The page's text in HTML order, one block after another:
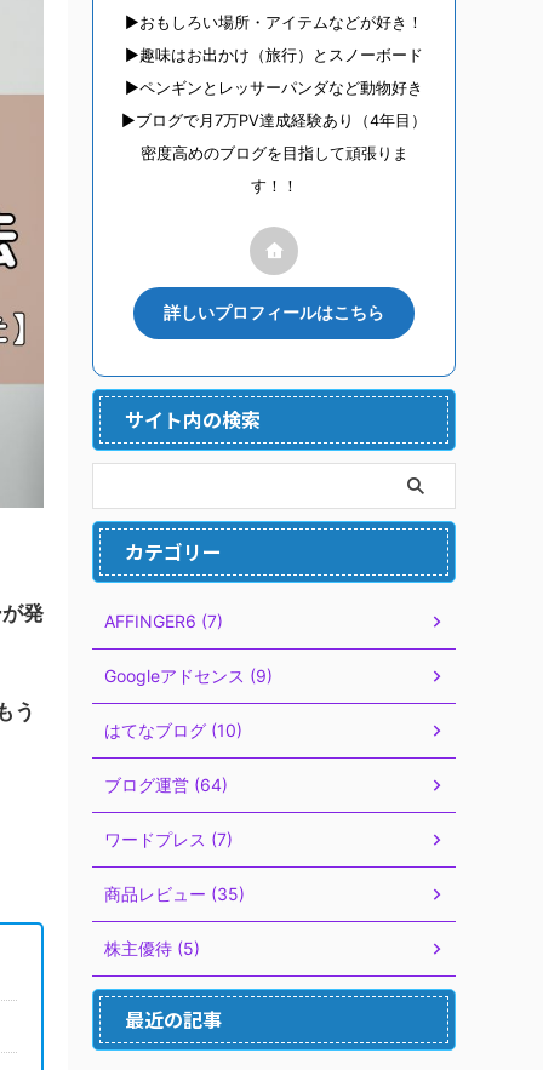
発
う
▶︎おもしろい場所・アイテムなどが好き！
▶︎趣味はお出かけ（旅行）とスノーボード
▶︎ペンギンとレッサーパンダなど動物好き
▶︎ブログで月7万PV達成経験あり（4年目）
密度高めのブログを目指して頑張りま
す！！
詳しいプロフィールはこちら
サイト内の検索
カテゴリー
AFFINGER6 (7)
Googleアドセンス (9)
はてなブログ (10)
ブログ運営 (64)
ワードプレス (7)
商品レビュー (35)
株主優待 (5)
最近の記事